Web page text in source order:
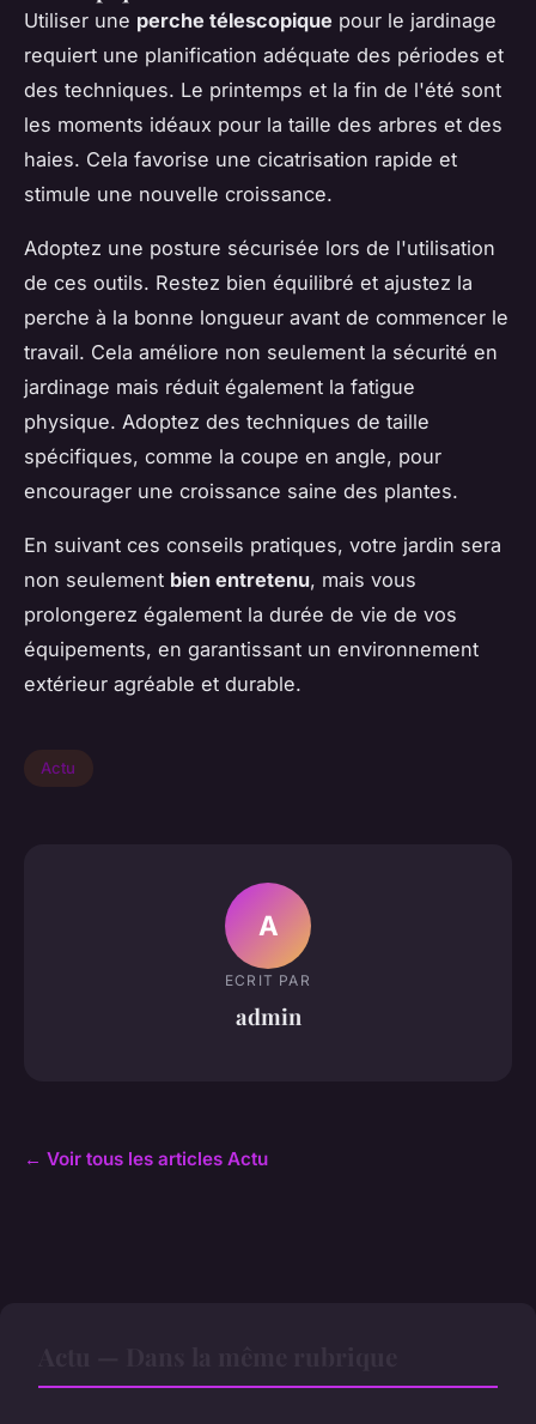
Utiliser une perche télescopique pour le jardinage
requiert une planification adéquate des périodes et
des techniques. Le printemps et la fin de l'été sont
les moments idéaux pour la taille des arbres et des
haies. Cela favorise une cicatrisation rapide et
stimule une nouvelle croissance.
Adoptez une posture sécurisée lors de l'utilisation
de ces outils. Restez bien équilibré et ajustez la
perche à la bonne longueur avant de commencer le
travail. Cela améliore non seulement la sécurité en
jardinage mais réduit également la fatigue
physique. Adoptez des techniques de taille
spécifiques, comme la coupe en angle, pour
encourager une croissance saine des plantes.
En suivant ces conseils pratiques, votre jardin sera
non seulement bien entretenu, mais vous
prolongerez également la durée de vie de vos
équipements, en garantissant un environnement
extérieur agréable et durable.
Actu
A
ECRIT PAR
admin
← Voir tous les articles Actu